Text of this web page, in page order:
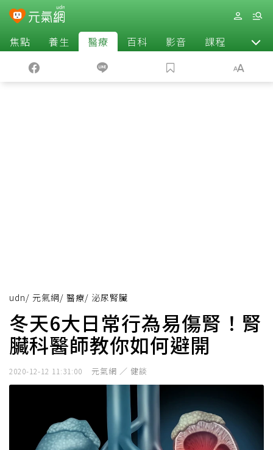
焦點 養生 醫療 百科 影音 課程 退休
udn/ 元氣網/ 醫療/ 泌尿腎臟
冬天6大日常行為易傷腎！腎
臟科醫師教你如何避開
2020-12-12 11:31:00 元氣網 ／ 健談